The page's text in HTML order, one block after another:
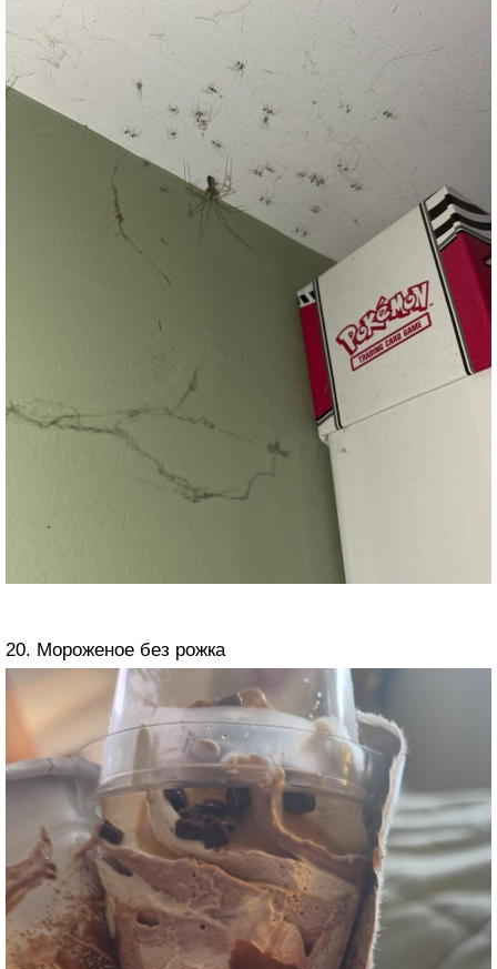
20. Мороженое без рожка